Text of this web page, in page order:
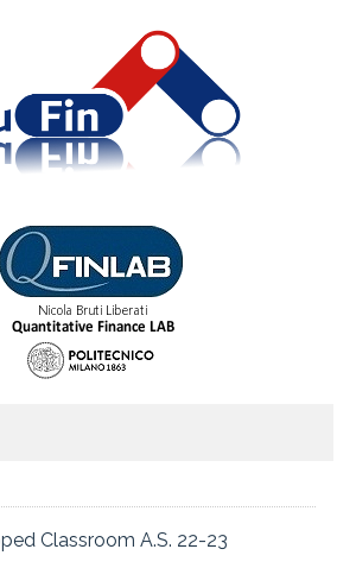
Classroom A.S. 22-23